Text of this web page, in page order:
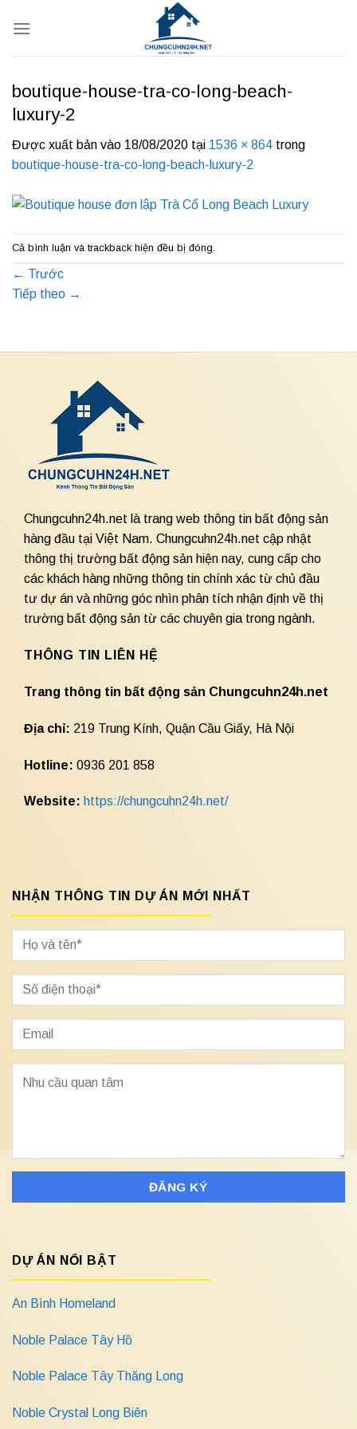
qua
boutique-house-tra-co-long-beach-
luxury-2
Được xuất bản vào 18/08/2020 tại 1536 × 864 trong
boutique-house-tra-co-long-beach-luxury-2
Cả bình luận và trackback hiện đều bị đóng.
← Trước
Tiếp theo →
Chungcuhn24h.net là trang web thông tin bất động sản
hàng đầu tại Việt Nam. Chungcuhn24h.net cập nhật
thông thị trường bất động sản hiện nay, cung cấp cho
các khách hàng những thông tin chính xác từ chủ đầu
tư dự án và những góc nhìn phân tích nhận định về thị
trường bất động sản từ các chuyên gia trong ngành.
THÔNG TIN LIÊN HỆ
Trang thông tin bất động sản Chungcuhn24h.net
Địa chỉ: 219 Trung Kính, Quận Cầu Giấy, Hà Nội
Hotline: 0936 201 858
Website: https://chungcuhn24h.net/
NHẬN THÔNG TIN DỰ ÁN MỚI NHẤT
DỰ ÁN NỔI BẬT
An Bình Homeland
Noble Palace Tây Hồ
Noble Palace Tây Thăng Long
Noble Crystal Long Biên